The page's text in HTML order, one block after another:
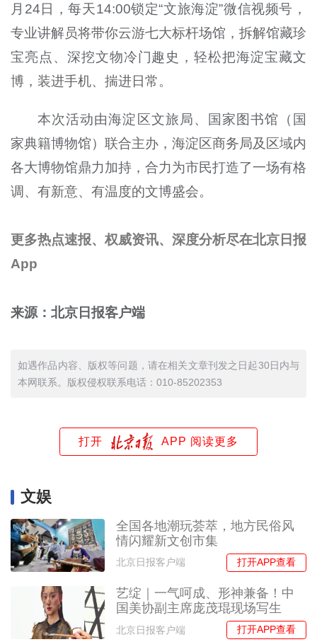
月24日，每天14:00锁定“文旅海淀”微信视频号，
专业讲解员将带你云游七大标杆场馆，拆解馆藏珍
宝亮点、深挖文物冷门趣史，轻松把海淀宝藏文
博，装进手机、揣进日常。
本次活动由海淀区文旅局、国家图书馆（国
家典籍博物馆）联合主办，海淀区商务局及区域内
各大博物馆鼎力加持，合力为市民打造了一场有格
调、有新意、有温度的文博盛会。
更多热点速报、权威资讯、深度分析尽在北京日报
App
来源：北京日报客户端
如遇作品内容、版权等问题，请在相关文章刊发之日起30日内与
本网联系。版权侵权联系电话：010-85202353
打开 APP 阅读更多
文娱
全国各地潮玩荟萃，地方民俗风
情闪耀新文创市集
北京日报客户端 打开APP查看
艺绽｜一气呵成、形神兼备！中
国美协副主席庞茂琨现场写生
北京日报客户端 打开APP查看